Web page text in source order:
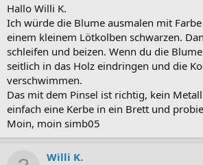
Hallo Willi K.
Ich würde die Blume ausmalen mit
einem kleinem Lötkolben schwarzen.
schleifen und beizen. Wenn du die
seitlich in das Holz eindringen und die
verschwimmen.
Das mit dem Pinsel ist richtig, kein
einfach eine Kerbe in ein Brett und
Moin, moin simb05
Willi K.